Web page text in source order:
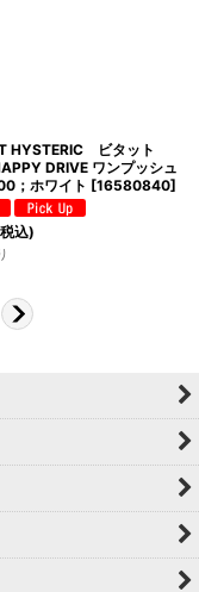
HYSTERIC ビタット
DRIVE ワンプッシュ
；ホワイト [16580840]
込)